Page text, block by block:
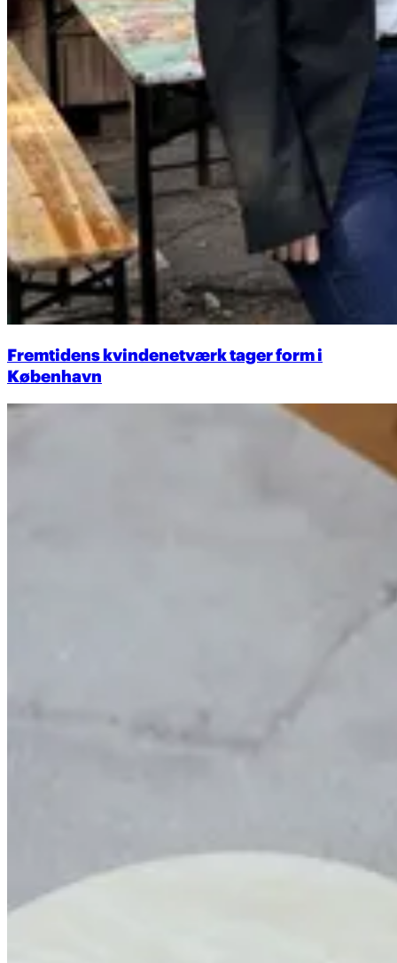
Fremtidens kvindenetværk tager form i
København